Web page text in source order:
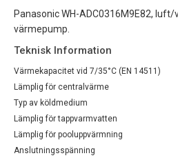
Panasonic WH-ADC0316M9E82,
värmepump.
Teknisk Information
Värmekapacitet vid 7/35°C (EN 14511)
Lämplig för centralvärme
Typ av köldmedium
Lämplig för tappvarmvatten
Lämplig för pooluppvärmning
Anslutningsspänning